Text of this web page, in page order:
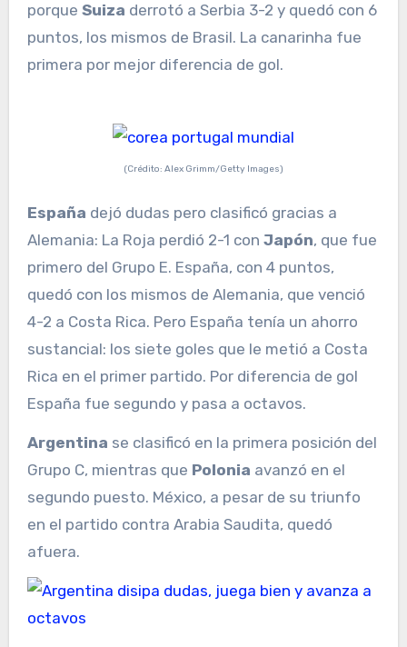
porque Suiza derrotó a Serbia 3-2 y quedó con 6
puntos, los mismos de Brasil. La canarinha fue
primera por mejor diferencia de gol.
(Crédito: Alex Grimm/Getty Images)
España dejó dudas pero clasificó gracias a
Alemania: La Roja perdió 2-1 con Japón, que fue
primero del Grupo E. España, con 4 puntos,
quedó con los mismos de Alemania, que venció
4-2 a Costa Rica. Pero España tenía un ahorro
sustancial: los siete goles que le metió a Costa
Rica en el primer partido. Por diferencia de gol
España fue segundo y pasa a octavos.
Argentina se clasificó en la primera posición del
Grupo C, mientras que Polonia avanzó en el
segundo puesto. México, a pesar de su triunfo
en el partido contra Arabia Saudita, quedó
afuera.